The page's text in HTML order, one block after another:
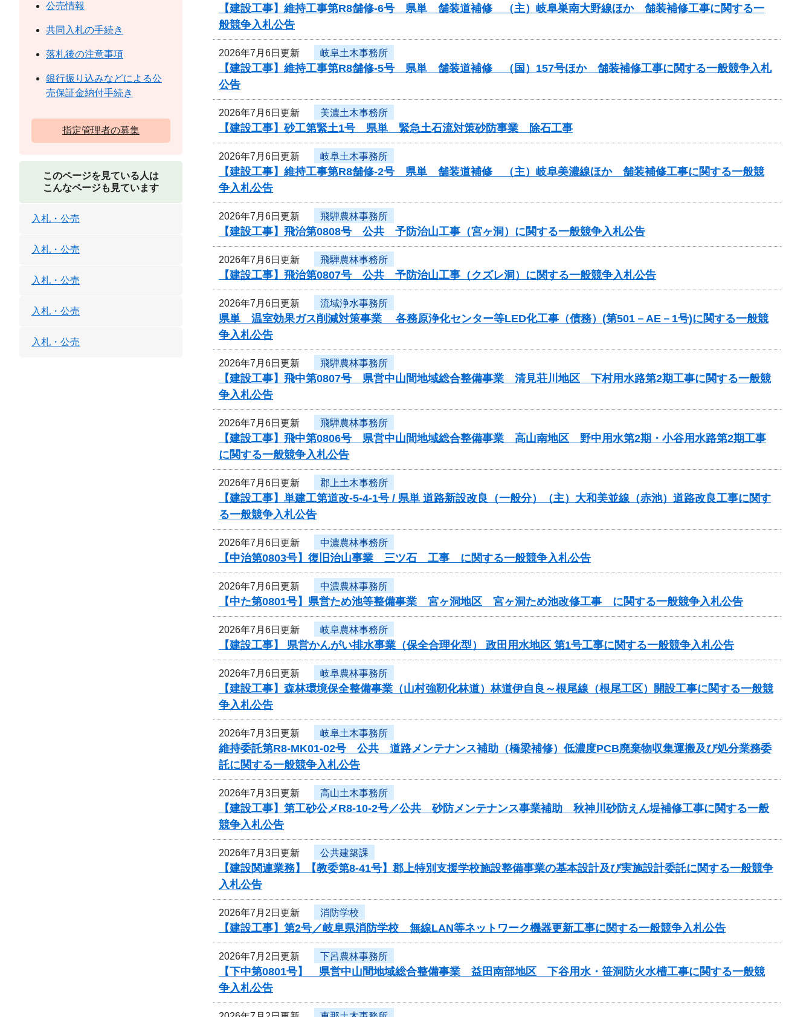
【建設工事】維持工事第R8舗修-6号 県単 舗装道補修 （主）岐阜巣南大野線ほか 舗装補修工事に関する一
般競争入札公告
2026年7月6日更新 岐阜土木事務所
【建設工事】維持工事第R8舗修-5号 県単 舗装道補修 （国）157号ほか 舗装補修工事に関する一般競争入札
公告
2026年7月6日更新 美濃土木事務所
【建設工事】砂工第緊土1号 県単 緊急土石流対策砂防事業 除石工事
2026年7月6日更新 岐阜土木事務所
【建設工事】維持工事第R8舗修-2号 県単 舗装道補修 （主）岐阜美濃線ほか 舗装補修工事に関する一般競
争入札公告
2026年7月6日更新 飛騨農林事務所
【建設工事】飛治第0808号 公共 予防治山工事（宮ヶ洞）に関する一般競争入札公告
2026年7月6日更新 飛騨農林事務所
【建設工事】飛治第0807号 公共 予防治山工事（クズレ洞）に関する一般競争入札公告
2026年7月6日更新 流域浄水事務所
県単 温室効果ガス削減対策事業 各務原浄化センター等LED化工事（債務）(第501－AE－1号)に関する一般競
争入札公告
2026年7月6日更新 飛騨農林事務所
【建設工事】飛中第0807号 県営中山間地域総合整備事業 清見荘川地区 下村用水路第2期工事に関する一般競
争入札公告
2026年7月6日更新 飛騨農林事務所
【建設工事】飛中第0806号 県営中山間地域総合整備事業 高山南地区 野中用水第2期・小谷用水路第2期工事
に関する一般競争入札公告
2026年7月6日更新 郡上土木事務所
【建設工事】単建工第道改-5-4-1号 / 県単 道路新設改良（一般分）（主）大和美並線（赤池）道路改良工事に関す
る一般競争入札公告
2026年7月6日更新 中濃農林事務所
【中治第0803号】復旧治山事業 三ツ石 工事 に関する一般競争入札公告
2026年7月6日更新 中濃農林事務所
【中た第0801号】県営ため池等整備事業 宮ヶ洞地区 宮ヶ洞ため池改修工事 に関する一般競争入札公告
2026年7月6日更新 岐阜農林事務所
【建設工事】 県営かんがい排水事業（保全合理化型） 政田用水地区 第1号工事に関する一般競争入札公告
2026年7月6日更新 岐阜農林事務所
【建設工事】森林環境保全整備事業（山村強靭化林道）林道伊自良～根尾線（根尾工区）開設工事に関する一般競
争入札公告
2026年7月3日更新 岐阜土木事務所
維持委託第R8-MK01-02号 公共 道路メンテナンス補助（橋梁補修）低濃度PCB廃棄物収集運搬及び処分業務委
託に関する一般競争入札公告
2026年7月3日更新 高山土木事務所
【建設工事】第工砂公メR8-10-2号／公共 砂防メンテナンス事業補助 秋神川砂防えん堤補修工事に関する一般
競争入札公告
2026年7月3日更新 公共建築課
【建設関連業務】【教委第8-41号】郡上特別支援学校施設整備事業の基本設計及び実施設計委託に関する一般競争
入札公告
2026年7月2日更新 消防学校
【建設工事】第2号／岐阜県消防学校 無線LAN等ネットワーク機器更新工事に関する一般競争入札公告
2026年7月2日更新 下呂農林事務所
【下中第0801号】 県営中山間地域総合整備事業 益田南部地区 下谷用水・笹洞防火水槽工事に関する一般競
争入札公告
公売情報
共同入札の手続き
落札後の注意事項
銀行振り込みなどによる公
売保証金納付手続き
指定管理者の募集
このページを見ている人は
こんなページも見ています
入札・公売
入札・公売
入札・公売
入札・公売
入札・公売